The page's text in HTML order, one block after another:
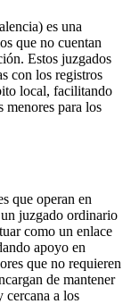
es una
que no cuentan
Estos juzgados
con los registros
local, facilitando
menores para los
que operan en
juzgado ordinario
como un enlace
apoyo en
que no requieren
de mantener
cercana a los